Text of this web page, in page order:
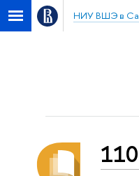
НИУ ВШЭ в